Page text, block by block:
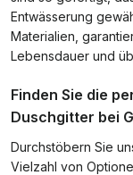
Entwässerung
Materialien,
Lebensdauer und
Finden Sie die
Duschgitter bei
Durchstöbern Sie
Vielzahl von